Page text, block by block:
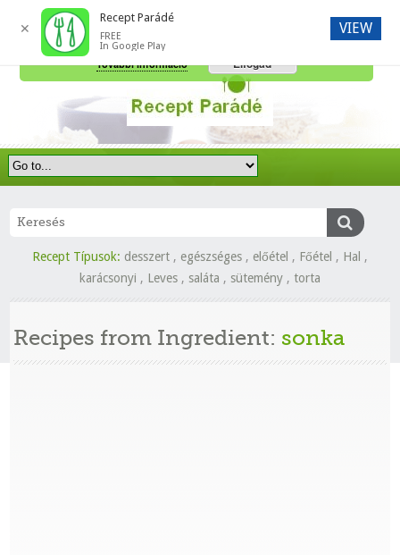
Recept Típusok: desszert , egészséges , előétel , Főétel , Hal ,
karácsonyi , Leves , saláta , sütemény , torta
Recipes from Ingredient: sonka
A honlap további használatához a sütik használatát el kell fogadni.
További információ
Elfogad
✕
Recept Parádé
FREE
In Google Play
VIEW